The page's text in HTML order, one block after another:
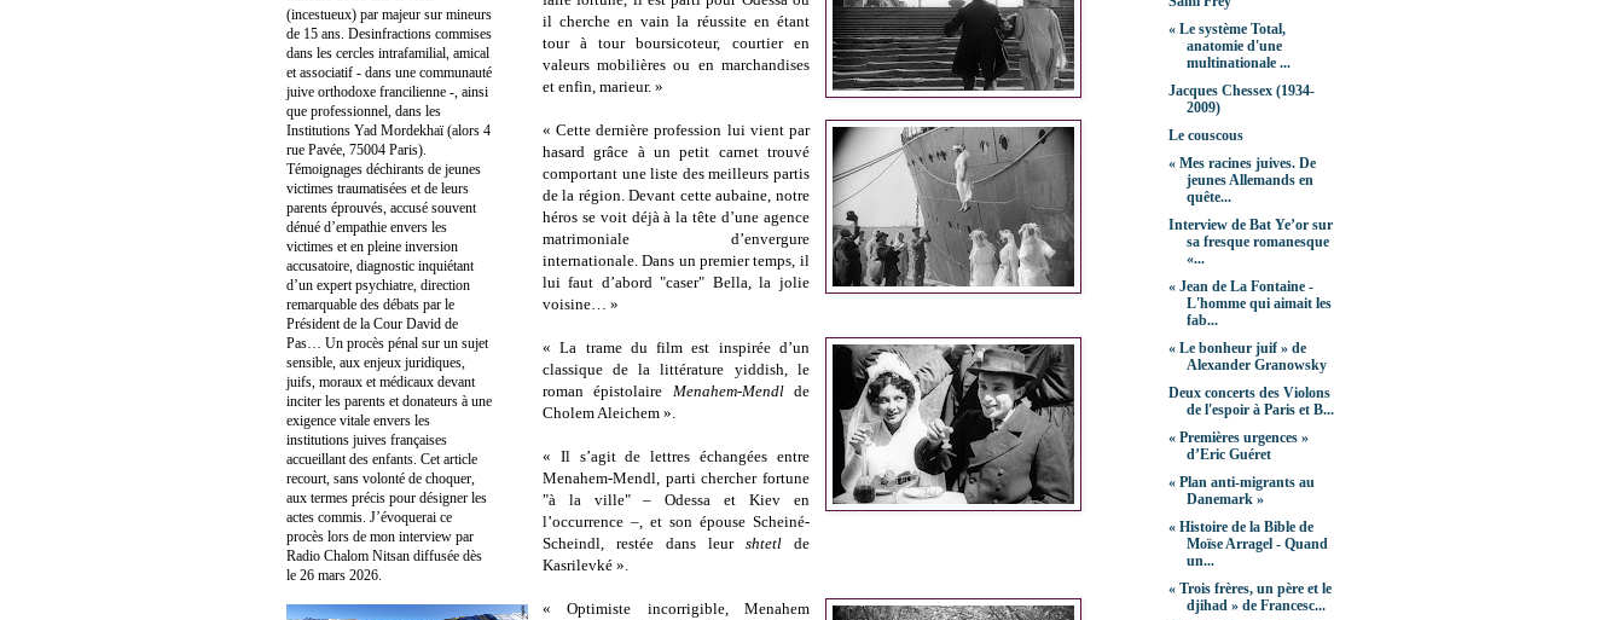
il cherche en vain la réussite en étant
tour à tour boursicoteur, courtier en
valeurs mobilières ou en marchandises
et enfin, marieur. »
« Cette dernière profession lui vient par
hasard grâce à un petit carnet trouvé
comportant une liste des meilleurs partis
de la région. Devant cette aubaine, notre
héros se voit déjà à la tête d’une agence
matrimoniale d’envergure
internationale. Dans un premier temps, il
lui faut d’abord "caser" Bella, la jolie
voisine… »
« La trame du film est inspirée d’un
classique de la littérature yiddish, le
roman épistolaire Menahem-Mendlde
Cholem Aleichem ».
« Il s’agit de lettres échangées entre
Menahem-Mendl, parti chercher fortune
"à la ville" – Odessa et Kiev en
l’occurrence –, et son épouse Scheiné-
Scheindl, restée dans leur shtetl de
Kasrilevké ».
« Optimiste incorrigible, Menahem
(incestueux) par majeur sur mineurs
de 15 ans. Desinfractions commises
dans les cercles intrafamilial, amical
et associatif - dans une communauté
juive orthodoxe francilienne -, ainsi
que professionnel, dans les
Institutions Yad Mordekhaï (alors 4
rue Pavée, 75004 Paris).
Témoignages déchirants de jeunes
victimes traumatisées et de leurs
parents éprouvés, accusé souvent
dénué d’empathie envers les
victimes et en pleine inversion
accusatoire, diagnostic inquiétant
d’un expert psychiatre, direction
remarquable des débats par le
Président de la Cour David de
Pas… Un procès pénal sur un sujet
sensible, aux enjeux juridiques,
juifs, moraux et médicaux devant
inciter les parents et donateurs à une
exigence vitale envers les
institutions juives françaises
accueillant des enfants. Cet article
recourt, sans volonté de choquer,
aux termes précis pour désigner les
actes commis. J’évoquerai ce
procès lors de mon interview par
Radio Chalom Nitsan diffusée dès
le 26 mars 2026.
« Le système Total,
anatomie d'une
multinationale ...
Jacques Chessex (1934-
2009)
Le couscous
« Mes racines juives. De
jeunes Allemands en
quête...
Interview de Bat Ye’or sur
sa fresque romanesque
«...
« Jean de La Fontaine -
L'homme qui aimait les
fab...
« Le bonheur juif » de
Alexander Granowsky
Deux concerts des Violons
de l'espoir à Paris et B...
« Premières urgences »
d’Eric Guéret
« Plan anti-migrants au
Danemark »
« Histoire de la Bible de
Moïse Arragel - Quand
un...
« Trois frères, un père et le
djihad » de Francesc...